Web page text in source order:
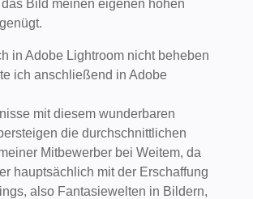
Bild meinen eigenen hohen
in Adobe Lightroom nicht beheben
ich anschließend in Adobe
mit diesem wunderbaren
die durchschnittlichen
Mitbewerber bei Weitem, da
hauptsächlich mit der Erschaffung
also Fantasiewelten in Bildern,